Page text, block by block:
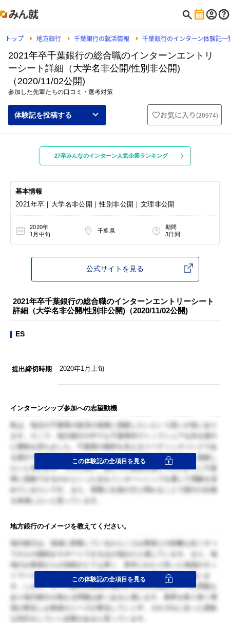
トップ 地方銀行 千葉銀行の就活情報 千葉銀行のインターン体験記一
2021年卒千葉銀行の総合職のインターンエントリ
ーシート詳細（大学名非公開/性別非公開)
（2020/11/02公開)
参加した先輩たちの口コミ・選考対策
体験記を投稿する お気に入り (20974)
27卒みんなのインターン人気企業ランキング
基本情報
2021年卒｜大学名非公開｜性別非公開｜文理非公開
2020年
1月中旬
千葉県
期間
3日間
公式サイトを見る
2021年卒千葉銀行の総合職のインターンエントリーシート
詳細（大学名非公開/性別非公開)（2020/11/02公開)
ES
提出締切時期 2020年1月上旬
インターンシップ参加への志望動機
私は、地元の千葉県の経済の発展に貢献したいという思いが強くあり
ます。そこで、地方銀行の中でも千葉県内でトップシェアを誇る貴行
に興味を持ちました。千葉県の根幹を支えるリーディングバンクであ
る貴行で千葉県を支えていくことで、より地域経済の活性化に貢献し
たいと考えます。そのために、貴行での業務を通じてどのように千葉
県に貢献できるのかといった点をインターンシップを通じて理解を深
を体感したいと思っています。
この体験記の全項目を見る
地方銀行のイメージを教えてください。
地方銀行は、地域に密着しているからこそお客様との距離も近くすべ
ての人の挑戦をサポートできる点が強みだと感じています。また、地
域のお客様からの信頼がとても厚く、長年にわたり培った地域のネッ
トワークを活かすことできめ細かなサービスを提供できると思いま
す。しかし、ネット銀行の台頭や地方からの人口流出といった問題も
あり地方銀行が抱える問題は多くあると感じます。業界を取り巻く環
境が変化しお客様のニーズが変化していく中、それぞれに合った柔軟
な対応をしていく必要があると思っています。
この体験記の全項目を見る